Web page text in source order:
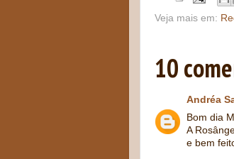
Veja mais em:
10
Andréa
Bom dia
A
e bem